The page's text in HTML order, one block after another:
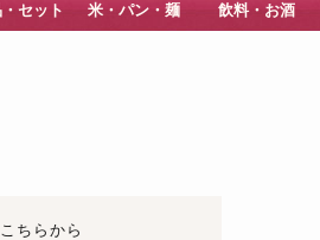
セット 米・パン・麺 飲料・お酒
ちらから